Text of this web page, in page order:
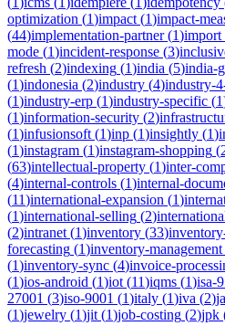
optimization (1)impact (1)impact-
(44)implementation-partner(1)import
mode (1)incident-response (3)
refresh (2)indexing (1)india (5)india-
(1)indonesia (2)industry (4)industry-
(1)industry-erp (1)industry-specific (1
(1)information-security (2)
(1)infusionsoft (1)inp (1)insightly (1)
(1)instagram (1)instagram-shopping (
(63)intellectual-property (1)inter-
(4)internal-controls (1)internal-
(11)international-expansion (1)
(1)international-selling (2)
(2)intranet (1)inventory (33)
forecasting (1)inventory-management
(1)inventory-sync (4)invoice-
(1)ios-android (1)iot (11)iqms (1)isa-
27001 (3)iso-9001 (1)italy (1)iva (2)
(1)jewelry (1)jit (1)job-costing (2)jpk